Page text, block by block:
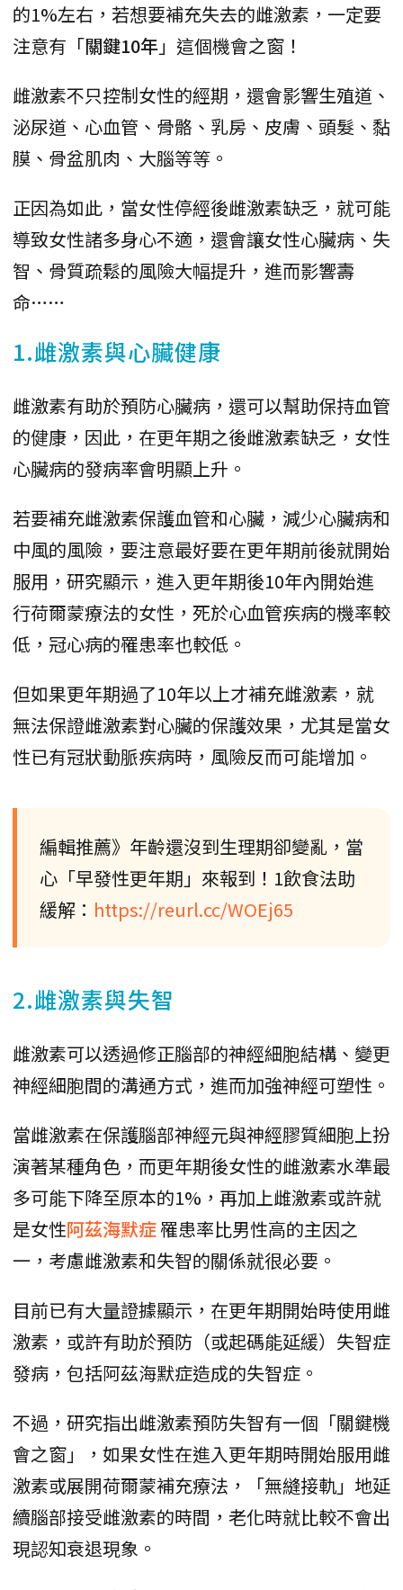
的1%左右，若想要補充失去的雌激素，一定要
注意有「關鍵10年」這個機會之窗！
雌激素不只控制女性的經期，還會影響生殖道、
泌尿道、心血管、骨骼、乳房、皮膚、頭髮、黏
膜、骨盆肌肉、大腦等等。
正因為如此，當女性停經後雌激素缺乏，就可能
導致女性諸多身心不適，還會讓女性心臟病、失
智、骨質疏鬆的風險大幅提升，進而影響壽
命……
1.雌激素與心臟健康
雌激素有助於預防心臟病，還可以幫助保持血管
的健康，因此，在更年期之後雌激素缺乏，女性
心臟病的發病率會明顯上升。
若要補充雌激素保護血管和心臟，減少心臟病和
中風的風險，要注意最好要在更年期前後就開始
服用，研究顯示，進入更年期後10年內開始進
行荷爾蒙療法的女性，死於心血管疾病的機率較
低，冠心病的罹患率也較低。
但如果更年期過了10年以上才補充雌激素，就
無法保證雌激素對心臟的保護效果，尤其是當女
性已有冠狀動脈疾病時，風險反而可能增加。
編輯推薦》年齡還沒到生理期卻變亂，當
心「早發性更年期」來報到！1飲食法助
緩解： https://reurl.cc/WOEj65
2.雌激素與失智
雌激素可以透過修正腦部的神經細胞結構、變更
神經細胞間的溝通方式，進而加強神經可塑性。
當雌激素在保護腦部神經元與神經膠質細胞上扮
演著某種角色，而更年期後女性的雌激素水準最
多可能下降至原本的1%，再加上雌激素或許就
是女性阿茲海默症罹患率比男性高的主因之
一，考慮雌激素和失智的關係就很必要。
目前已有大量證據顯示，在更年期開始時使用雌
激素，或許有助於預防（或起碼能延緩）失智症
發病，包括阿茲海默症造成的失智症。
不過，研究指出雌激素預防失智有一個「關鍵機
會之窗」，如果女性在進入更年期時開始服用雌
激素或展開荷爾蒙補充療法，「無縫接軌」地延
續腦部接受雌激素的時間，老化時就比較不會出
現認知衰退現象。